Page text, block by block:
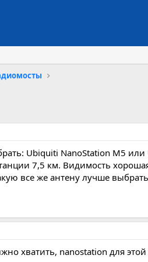
Ubiquiti NanoStation M5
7,5 км. Видимость
все же антену лучше
хватить, nanostation для